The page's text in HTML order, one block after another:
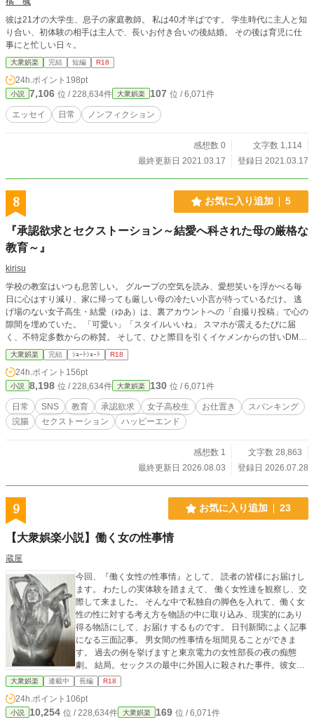
彼は21才の大学生、息子の家庭教師。 私は40才半ばです。 学生時代に主人と知
り合い、初体験の相手は主人で、長いお付き合いの後結婚。 その後は育児に仕
事にと忙しい日々。
大衆娯楽 完結 短編 R18
24h.ポイント 198pt
小説 7,106 位 / 228,634件 大衆娯楽 107 位 / 6,071件
エッセイ 日常 ノンフィクション
感想数 0
文字数 1,114
最終更新日 2021.03.17
登録日 2021.03.17
8 お気に入り追加 5
『承認欲求とセクストーション～結愛へ科された母の厳格な
教育～』
kirisu
学校の教室はいつも息苦しい。 グループの空気を読み、愛想笑いを浮かべる毎
日に心はすり減り、家に帰っても厳しい母の冷たい小言が待っているだけ。 逃
げ場のない女子高生・結愛（ゆあ）は、裏アカウントへの「自撮り投稿」で心の
隙間を埋めていた。 「可愛い」「スタイルいいね」 スマホが震えるたびに届
く、不特定多数からの称賛。 そして、ひと際目を引くイケメンからの甘いDM。
現実では得られない強烈な快感に溺れた結愛は、彼を夢中にさせたい一心で、少
しずつ露出度の高い写真を送るようになってしまう。 しかしそれは、卑劣な
『セクストーション（性的脅迫）』の罠だった――。 個人情報を握られ、絶望
と恐怖の中、一人で脅迫者の待ち合わせ場所へと向かった結愛。 見知らぬ男に
連れ去られそうになった絶体絶命の瞬間、間一髪で救い出してくれたのは、いつ
も口うるさく煙たがっていた「お母さん」だった。 しかし、無事に家に連れ戻
された結愛を待っていたのは、決して甘い慰めではない。 「他人に自分の体を
大衆娯楽 完結 ｼｮｰﾄｼｮｰﾄ R18
24h.ポイント 156pt
小説 8,198 位 / 228,634件 大衆娯楽 130 位 / 6,071件
日常 SNS 教育 承認欲求 女子高校生 お仕置き
スパンキング
浣腸
セクストーション ハッピーエンド
感想数 1
文字数 28,863
最終更新日 2026.08.03
登録日 2026.07.28
9 お気に入り追加 23
【大衆娯楽小説】働く女の性事情
蔵屋
今回、『働く女性の性事情』として、 読者の皆様にお届けし
ます。 わたしの実体験を踏まえて、 働く女性達を観察し、交
際して来ました。 そんな中で私独自の脚色を入れて、働く女
性の性に対する考え方を物語の中に取り込み、現実的にあり
得る物語にして、お届け するものです。 日刊新聞によく記事
になる三面記事。 男女間の性事情を垣間見ることができま
す。 過去の例を挙げますと東京電力の女性部長の夜の痴態
劇。 結局。セックスの最中に外国人に殺された事件。彼女は
40歳を過ぎた熟女。夜になるとやらしいランジェリーを着
て、男たちを挑発して、痴態を繰り広げていた。 最後には殺
されるという、悲しい事件。 このように、働く女性の性事情
は世の中に万とある。そう、彼女たちは仮面を被った 偽善者
大衆娯楽 連載中 長編 R18
24h.ポイント 106pt
小説 10,254 位 / 228,634件 大衆娯楽 169 位 / 6,071件